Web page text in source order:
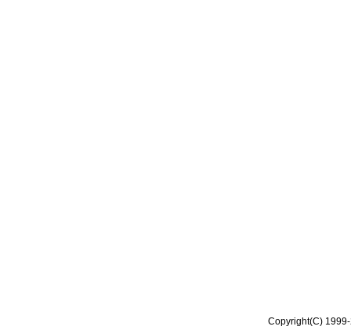
Copyright(C)